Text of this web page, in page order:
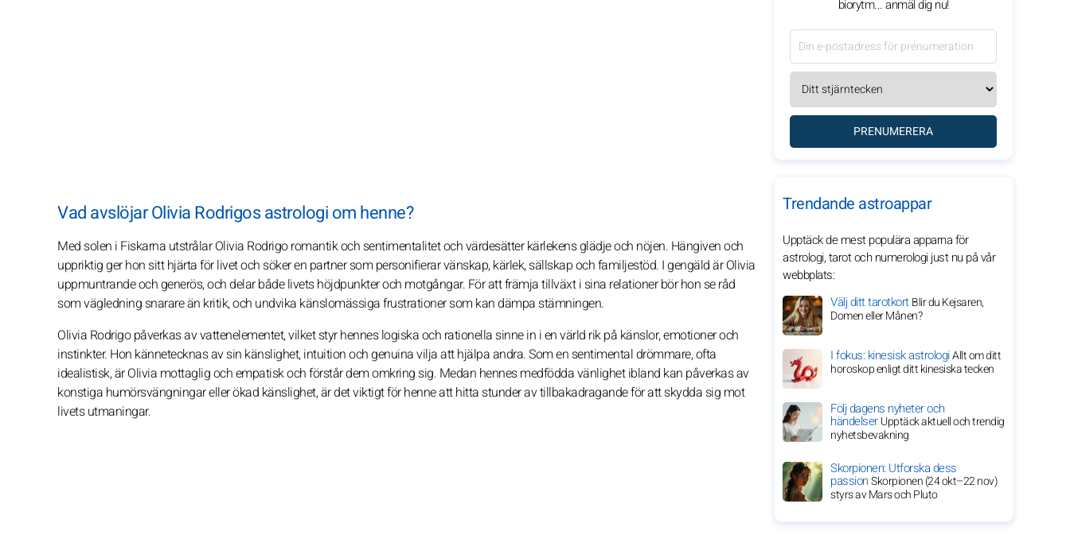
Vad avslöjar Olivia Rodrigos astrologi om henne?
Med solen i Fiskarna utstrålar Olivia Rodrigo romantik och sentimentalitet och värdesätter kärlekens glädje och nöjen. Hängiven och
uppriktig ger hon sitt hjärta för livet och söker en partner som personifierar vänskap, kärlek, sällskap och familjestöd. I gengäld är Olivia
uppmuntrande och generös, och delar både livets höjdpunkter och motgångar. För att främja tillväxt i sina relationer bör hon se råd
som vägledning snarare än kritik, och undvika känslomässiga frustrationer som kan dämpa stämningen.
Olivia Rodrigo påverkas av vattenelementet, vilket styr hennes logiska och rationella sinne in i en värld rik på känslor, emotioner och
instinkter. Hon kännetecknas av sin känslighet, intuition och genuina vilja att hjälpa andra. Som en sentimental drömmare, ofta
idealistisk, är Olivia mottaglig och empatisk och förstår dem omkring sig. Medan hennes medfödda vänlighet ibland kan påverkas av
konstiga humörsvängningar eller ökad känslighet, är det viktigt för henne att hitta stunder av tillbakadragande för att skydda sig mot
livets utmaningar.
biorytm... anmäl dig nu!
PRENUMERERA
Trendande astroappar
Upptäck de mest populära apparna för
astrologi, tarot och numerologi just nu på vår
webbplats:
Välj ditt tarotkortBlir du Kejsaren,
Domen eller Månen?
I fokus: kinesisk astrologiAllt om ditt
horoskop enligt ditt kinesiska tecken
Följ dagens nyheter och
händelserUpptäck aktuell och trendig
nyhetsbevakning
Skorpionen: Utforska dess
passionSkorpionen (24 okt–22 nov)
styrs av Mars och Pluto